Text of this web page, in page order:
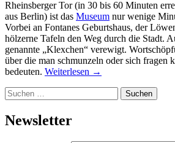
Rheinsberger Tor (in 30 bis 60 Minuten
aus Berlin) ist das Museum nur wenige
Vorbei an Fontanes Geburtshaus, der
hölzerne Tafeln den Weg durch die Stadt.
genannte „Klexchen“ verewigt.
über die man schmunzeln oder sich fragen
bedeuten. Weiterlesen →
Suchen
nach:
Newsletter